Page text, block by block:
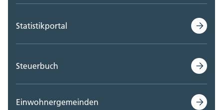
Statistikportal
Steuerbuch
Einwohnergemeinden